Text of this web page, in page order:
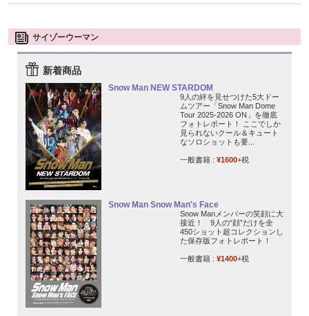
サイゾーウーマン
新着商品
Snow Man NEW STARDOM
9人の絆を見せつけた5大ドー
ムツアー「Snow Man Dome
Tour 2025-2026 ON」を徹底
フォトレポート！ ここでしか
見られないクール＆キュート
なソロショットも要...
一般書籍 : ¥1600+税
Snow Man Snow Man's Face
Snow Manメンバーの笑顔に大
接近！ 9人の“顔”だけを全
450ショット超コレクションし
た保存版フォトレポート！
一般書籍 : ¥1400+税